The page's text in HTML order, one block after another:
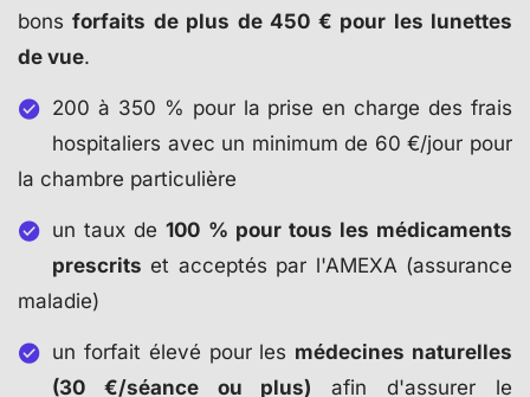
bonsforfaits de plus de 450 € pour les lunettes
de vue.
200 à 350 % pour la prise en charge des frais
hospitaliers avec un minimum de 60 €/jour pour
la chambre particulière
un taux de100 % pour tous les médicaments
prescrits et acceptés par l'AMEXA (assurance
maladie)
un forfait élevé pour les médecines naturelles
(30 €/séance ou plus) afin d'assurer le